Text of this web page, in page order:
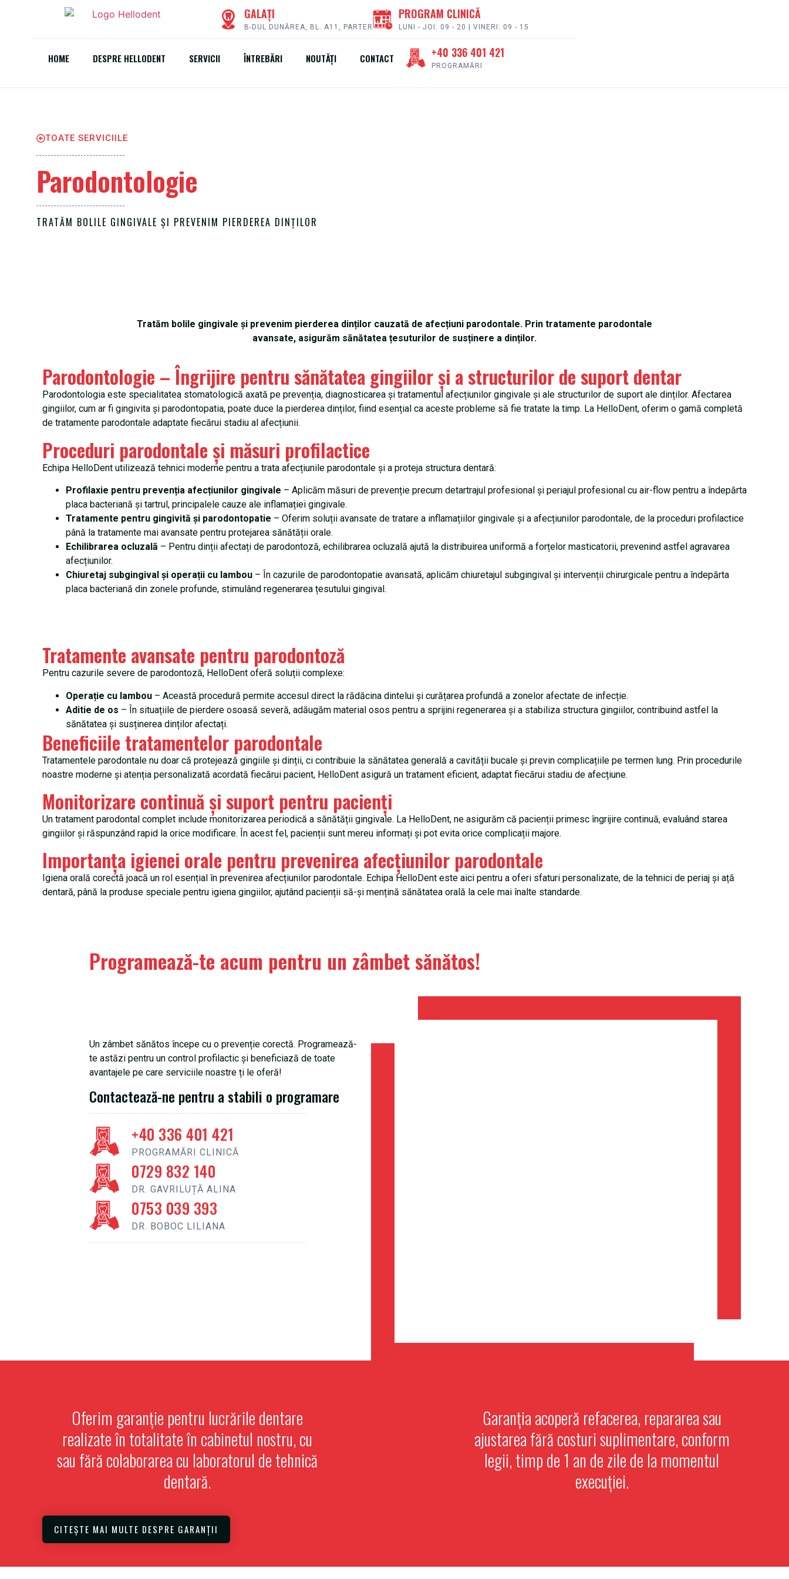
GALAȚI
B-DUL DUNĂREA, BL. A11, PARTER
PROGRAM CLINICĂ
LUNI - JOI: 09 - 20 | VINERI: 09 - 15
HOME DESPRE HELLODENT SERVICII ÎNTREBĂRI NOUTĂȚI CONTACT +40 336 401 421
PROGRAMĂRI
TOATE SERVICIILE
Parodontologie
TRATĂM BOLILE GINGIVALE ȘI PREVENIM PIERDEREA DINȚILOR
Tratăm bolile gingivale și prevenim pierderea dinților cauzată de afecțiuni parodontale. Prin tratamente parodontale
avansate, asigurăm sănătatea țesuturilor de susținere a dinților.
Parodontologie – Îngrijire pentru sănătatea gingiilor și a structurilor de suport dentar
Parodontologia este specialitatea stomatologică axată pe prevenția, diagnosticarea și tratamentul afecțiunilor gingivale și ale structurilor de suport ale dinților. Afectarea
gingiilor, cum ar fi gingivita și parodontopatia, poate duce la pierderea dinților, fiind esențial ca aceste probleme să fie tratate la timp. La HelloDent, oferim o gamă completă
de tratamente parodontale adaptate fiecărui stadiu al afecțiunii.
Proceduri parodontale și măsuri profilactice
Echipa HelloDent utilizează tehnici moderne pentru a trata afecțiunile parodontale și a proteja structura dentară:
Profilaxie pentru prevenția afecțiunilor gingivale – Aplicăm măsuri de prevenție precum detartrajul profesional și periajul profesional cu air-flow pentru a îndepărta
placa bacteriană și tartrul, principalele cauze ale inflamației gingivale.
Tratamente pentru gingivită și parodontopatie – Oferim soluții avansate de tratare a inflamațiilor gingivale și a afecțiunilor parodontale, de la proceduri profilactice
până la tratamente mai avansate pentru protejarea sănătății orale.
Echilibrarea ocluzală – Pentru dinții afectați de parodontoză, echilibrarea ocluzală ajută la distribuirea uniformă a forțelor masticatorii, prevenind astfel agravarea
afecțiunilor.
Chiuretaj subgingival și operații cu lambou – În cazurile de parodontopatie avansată, aplicăm chiuretajul subgingival și intervenții chirurgicale pentru a îndepărta
placa bacteriană din zonele profunde, stimulând regenerarea țesutului gingival.
Tratamente avansate pentru parodontoză
Pentru cazurile severe de parodontoză, HelloDent oferă soluții complexe:
Operație cu lambou – Această procedură permite accesul direct la rădăcina dintelui și curățarea profundă a zonelor afectate de infecție.
Aditie de os – În situațiile de pierdere osoasă severă, adăugăm material osos pentru a sprijini regenerarea și a stabiliza structura gingiilor, contribuind astfel la
sănătatea și susținerea dinților afectați.
Beneficiile tratamentelor parodontale
Tratamentele parodontale nu doar că protejează gingiile și dinții, ci contribuie la sănătatea generală a cavității bucale și previn complicațiile pe termen lung. Prin procedurile
noastre moderne și atenția personalizată acordată fiecărui pacient, HelloDent asigură un tratament eficient, adaptat fiecărui stadiu de afecțiune.
Monitorizare continuă și suport pentru pacienți
Un tratament parodontal complet include monitorizarea periodică a sănătății gingivale. La HelloDent, ne asigurăm că pacienții primesc îngrijire continuă, evaluând starea
gingiilor și răspunzând rapid la orice modificare. În acest fel, pacienții sunt mereu informați și pot evita orice complicații majore.
Importanța igienei orale pentru prevenirea afecțiunilor parodontale
Igiena orală corectă joacă un rol esențial în prevenirea afecțiunilor parodontale. Echipa HelloDent este aici pentru a oferi sfaturi personalizate, de la tehnici de periaj și ață
dentară, până la produse speciale pentru igiena gingiilor, ajutând pacienții să-și mențină sănătatea orală la cele mai înalte standarde.
Programează-te acum pentru un zâmbet sănătos!
Un zâmbet sănătos începe cu o prevenție corectă. Programează-
te astăzi pentru un control profilactic și beneficiază de toate
avantajele pe care serviciile noastre ți le oferă!
Contactează-ne pentru a stabili o programare
+40 336 401 421
PROGRAMĂRI CLINICĂ
0729 832 140
DR. GAVRILUȚĂ ALINA
0753 039 393
DR. BOBOC LILIANA
Oferim garanție pentru lucrările dentare
realizate în totalitate în cabinetul nostru, cu
sau fără colaborarea cu laboratorul de tehnică
dentară.
Garanția acoperă refacerea, repararea sau
ajustarea fără costuri suplimentare, conform
legii, timp de 1 an de zile de la momentul
execuției.
CITEȘTE MAI MULTE DESPRE GARANȚII